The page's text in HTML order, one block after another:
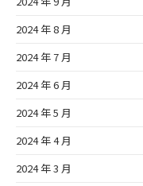
2024 年 8 月
2024 年 7 月
2024 年 6 月
2024 年 5 月
2024 年 4 月
2024 年 3 月